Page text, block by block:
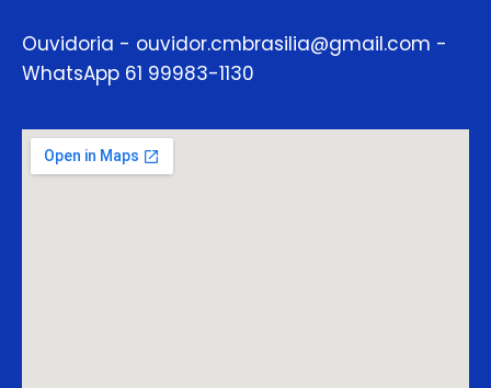
Ouvidoria - ouvidor.cmbrasilia@gmail.com -
WhatsApp 61 99983-1130